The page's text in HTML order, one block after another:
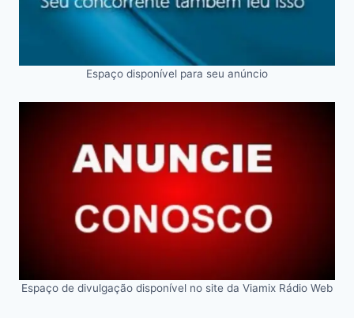
Espaço disponível para seu anúncio
Espaço de divulgação disponível no site da Viamix Rádio Web